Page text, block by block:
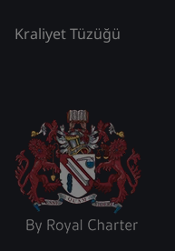
Kraliyet Tüzüğü